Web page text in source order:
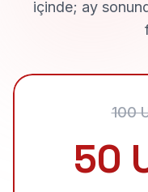
içinde; ay
100
50